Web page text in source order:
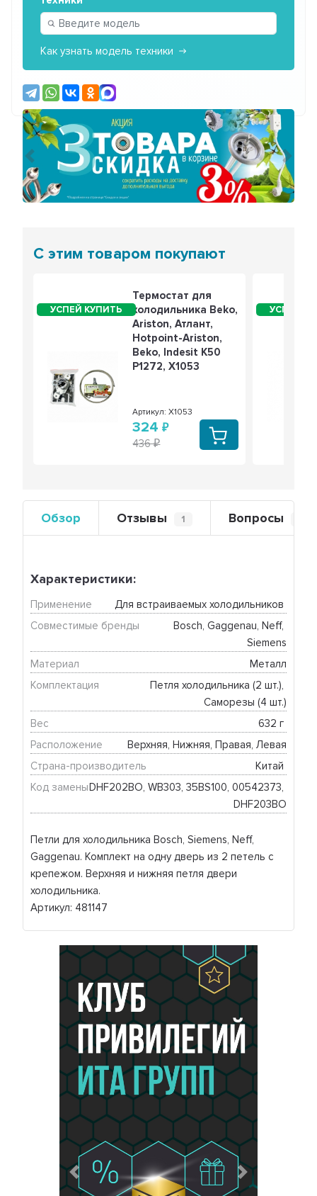
Как узнать модель техники
Предыдущий
С этим товаром покупают
Термостат для
холодильника Beko,
Ariston, Атлант,
Hotpoint-Ariston,
Beko, Indesit K50
P1272, Х1053
Артикул: Х1053
324
436
Обзор Отзывы 1 Вопросы
Петли для холодильника Bosch, Siemens, Neff,
Gaggenau. Комплект на одну дверь из 2 петель с
крепежом. Верхняя и нижняя петля двери
холодильника.
Артикул: 481147
Характеристики:
Применение
Для встраиваемых холодильников
Совместимые бренды
Bosch, Gaggenau, Neff,
Siemens
Материал
Металл
Комплектация
Петля холодильника (2 шт.),
Саморезы (4 шт.)
Вес
632 г
Расположение
Верхняя, Нижняя, Правая, Левая
Страна-производитель
Китай
Код заменыDHF202BO, WB303, 35BS100, 00542373,
DHF203BO
Предыдущий Следующий